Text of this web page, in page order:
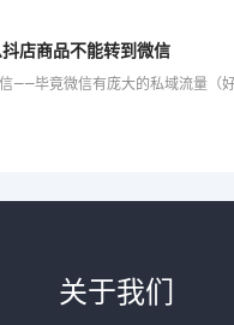
店商品不能转到微信
关于我们